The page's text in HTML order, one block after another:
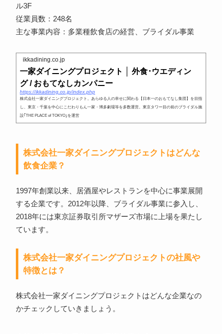
ル3F
従業員数：248名
主な事業内容：多業種飲食店の経営、ブライダル事業
ikkadining.co.jp
一家ダイニングプロジェクト │ 外食･ウエディン
グ / おもてなしカンパニー
https://ikkadining.co.jp/index.php
株式会社一家ダイニングプロジェクト。あらゆる人の幸せに関わる【日本一のおもてなし集団】を目指
し、東京・千葉を中心にこだわりもん一家・博多劇場等を多数運営。東京タワー目の前のブライダル施
設｢THE PLACE of TOKYO｣を運営
株式会社一家ダイニングプロジェクトはどんな
飲食企業？
1997年創業以来、居酒屋やレストランを中心に事業展開
する企業です。2012年以降、ブライダル事業に参入し、
2018年には東京証券取引所マザーズ市場に上場を果たし
ています。
株式会社一家ダイニングプロジェクトの社風や
特徴とは？
株式会社一家ダイニングプロジェクトはどんな企業なの
かチェックしていきましょう。